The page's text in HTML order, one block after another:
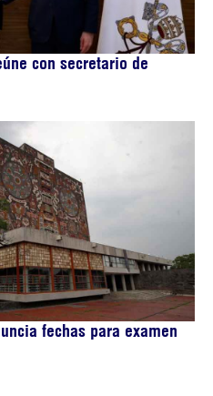
con secretario de
fechas para examen